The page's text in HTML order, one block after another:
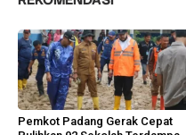
Pemkot Padang Gerak Cepat